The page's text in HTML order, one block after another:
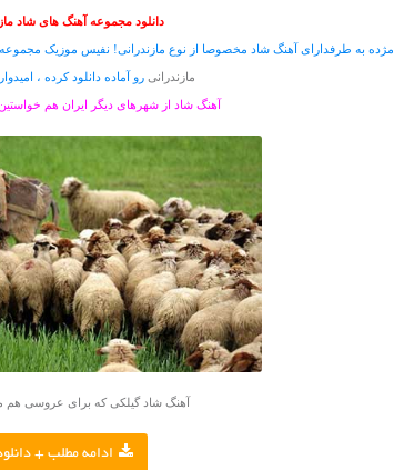
دانلود مجموعه آهنگ های شاد
مژده به طرفدارای آهنگ شاد مخصوصا از نوع مازندرانی! نفیس موزیک
مازندرانی رو آماده دانلود کرده ،
آهنگ شاد از شهرهای دیگر ایران هم خواستین
آهنگ شاد گیلکی که برای عروسی هم
ادامه مطلب +